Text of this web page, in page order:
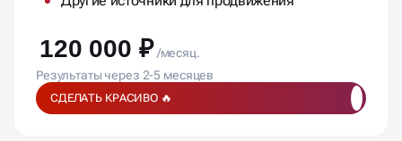
Дополнительно:
120 000 ₽ /месяц.
Результаты через 2-5 месяцев